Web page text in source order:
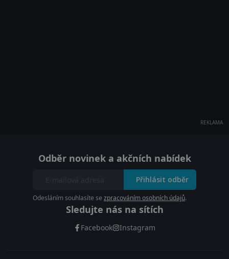
REKLAMA
Odběr novinek a akčních nabídek
Přihlásit odběr
Odesláním souhlasíte se zpracováním osobních údajů.
Sledujte nás na sítích
Facebook Instagram